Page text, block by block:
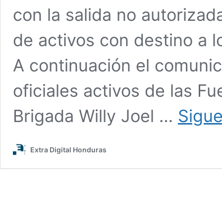
con la salida no
de activos con destino a
A continuación el
oficiales activos de las
Brigada Willy Joel …
Extra Digital Honduras